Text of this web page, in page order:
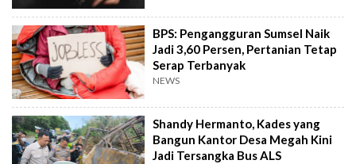
BPS: Pengangguran Sumsel Naik
Jadi 3,60 Persen, Pertanian Tetap
Serap Terbanyak
NEWS
Shandy Hermanto, Kades yang
Bangun Kantor Desa Megah Kini
Jadi Tersangka Bus ALS